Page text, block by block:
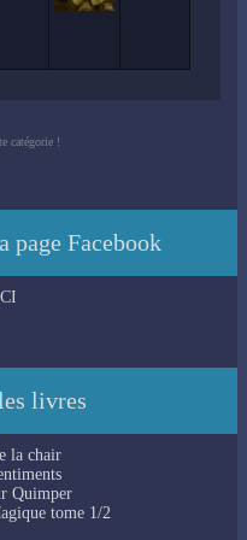
catégorie !
page Facebook
livres
la chair
Quimper
tome 1/2